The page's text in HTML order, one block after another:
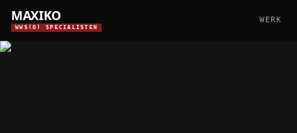
MAXIKO
WWS(O) SPECIALISTEN
WERK